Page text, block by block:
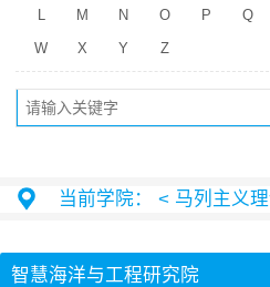
L
M N O P Q
W
X Y Z
当前学院： < 马列主义
智慧海洋与工程研究院